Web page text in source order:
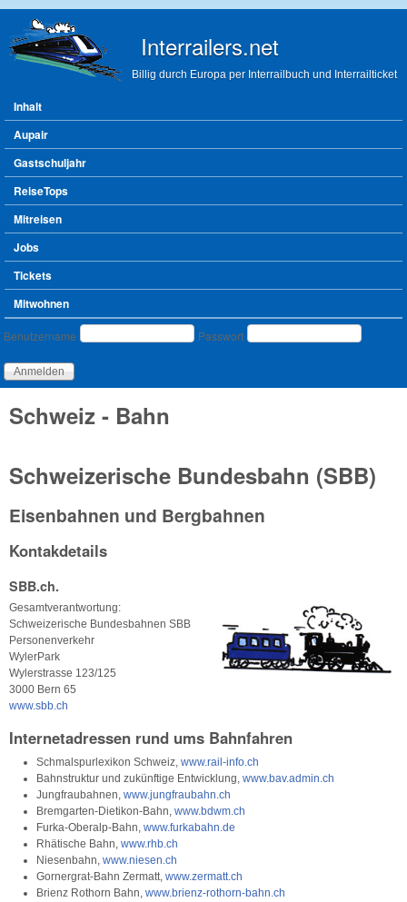
Interrailers.net
Billig durch Europa per Interrailbuch und Interrailticket
Hauptmenü
Inhalt
Aupair
Gastschuljahr
ReiseTops
Mitreisen
Jobs
Tickets
Mitwohnen
Benutzeranmeldung
Benutzername Passwort
Schweiz - Bahn
Schweizerische Bundesbahn (SBB)
Eisenbahnen und Bergbahnen
Kontakdetails
SBB.ch.
Gesamtverantwortung:
Schweizerische Bundesbahnen SBB
Personenverkehr
WylerPark
Wylerstrasse 123/125
3000 Bern 65
www.sbb.ch
Internetadressen rund ums Bahnfahren
Schmalspurlexikon Schweiz, www.rail-info.ch
Bahnstruktur und zukünftige Entwicklung, www.bav.admin.ch
Jungfraubahnen, www.jungfraubahn.ch
Bremgarten-Dietikon-Bahn, www.bdwm.ch
Furka-Oberalp-Bahn, www.furkabahn.de
Rhätische Bahn, www.rhb.ch
Niesenbahn, www.niesen.ch
Gornergrat-Bahn Zermatt, www.zermatt.ch
Brienz Rothorn Bahn, www.brienz-rothorn-bahn.ch